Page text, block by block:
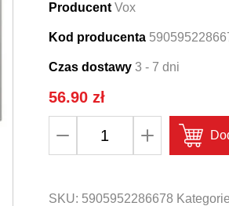
Producent Vox
Kod producenta
Czas dostawy 3 - 7 dni
56.90 zł
VOX
SKU: 5905952286678